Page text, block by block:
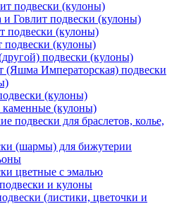
подвески (кулоны)
и Говлит подвески (кулоны)
подвески (кулоны)
подвески (кулоны)
подвески (кулоны)
(Яшма Императорская) подвески
(кулоны)
каменные (кулоны)
подвески для браслетов, колье,
(шармы) для бижутерии
цветные с эмалью
и кулоны
(листики, цветочки и